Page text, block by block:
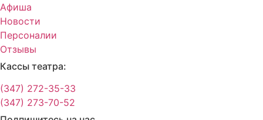
Афиша
Новости
Персоналии
Отзывы
Кассы театра:
(347) 272-35-33
(347) 273-70-52